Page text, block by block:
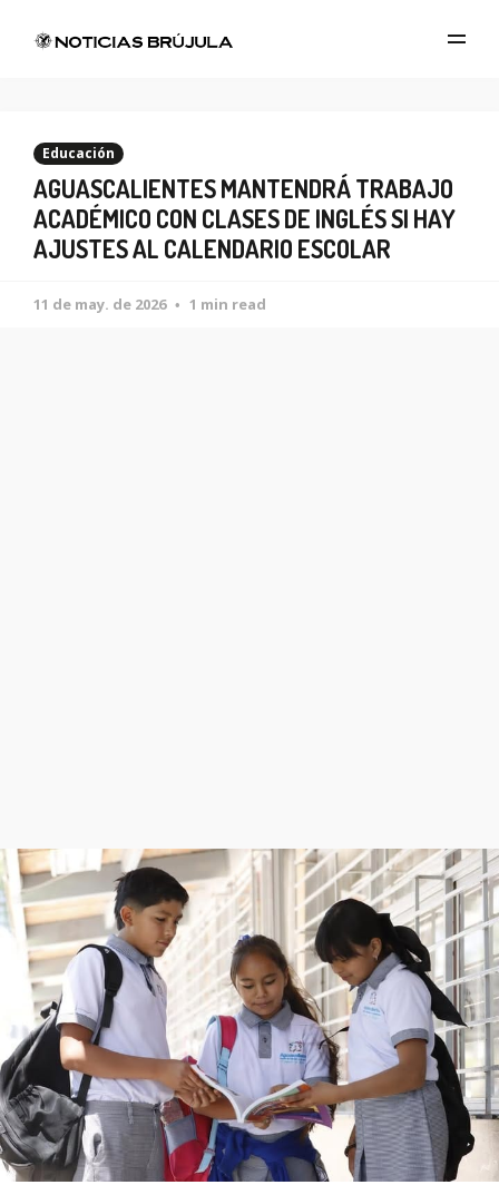
Educación
AGUASCALIENTES MANTENDRÁ TRABAJO
ACADÉMICO CON CLASES DE INGLÉS SI HAY
AJUSTES AL CALENDARIO ESCOLAR
11 de may. de 2026 1 min read